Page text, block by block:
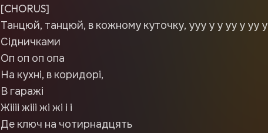
[CHORUS]
Танцюй, танцюй, в кожному куточку, ууу у у уу у уу у
Сідничками
Оп оп оп опа
На кухні, в коридорі,
В гаражі
Жіііі жііі жі жі і і
Де ключ на чотирнадцять